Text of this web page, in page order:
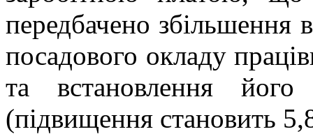
передбачено збільшення
посадового окладу
та встановлення
(підвищення становить